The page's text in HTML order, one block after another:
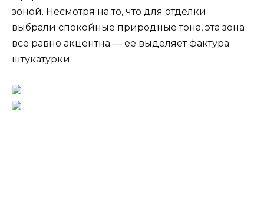
зоной. Несмотря на то, что для отделки
выбрали спокойные природные тона, эта зона
все равно акцентна — ее выделяет фактура
штукатурки.